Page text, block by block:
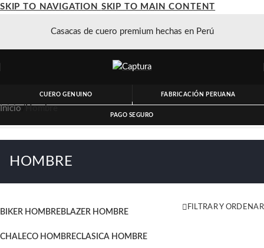
SKIP TO NAVIGATION SKIP TO MAIN CONTENT
Casacas de cuero premium hechas en Perú
CUERO GENUINO FABRICACIÓN PERUANA
PAGO SEGURO
Inicio
HOMBRE
BIKER HOMBREBLAZER HOMBRE
CHALECO HOMBRECLASICA HOMBRE
FILTRAR Y ORDENAR